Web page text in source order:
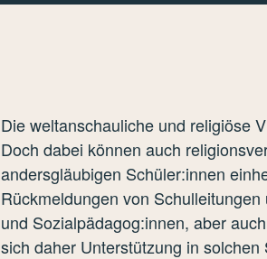
Die weltanschauliche und religiöse
Doch dabei können auch
andersgläubigen Schüler:innen
Rückmeldungen von
und Sozialpädagog:innen, aber
sich daher Unterstützung in solchen